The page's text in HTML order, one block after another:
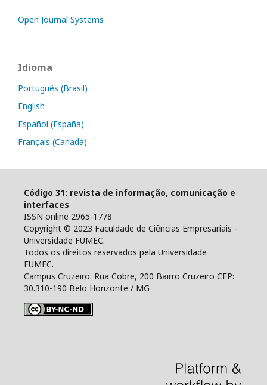
Open Journal Systems
Idioma
Português (Brasil)
English
Español (España)
Français (Canada)
Código 31: revista de informação, comunicação e
interfaces
ISSN online 2965-1778
Copyright © 2023 Faculdade de Ciências Empresariais -
Universidade FUMEC.
Todos os direitos reservados pela Universidade
FUMEC.
Campus Cruzeiro: Rua Cobre, 200 Bairro Cruzeiro CEP:
30.310-190 Belo Horizonte / MG